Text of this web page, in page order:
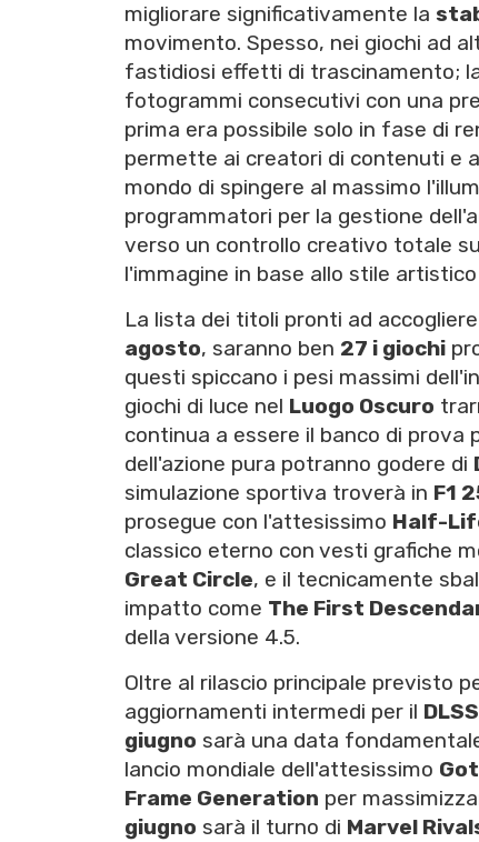
migliorare significativamente la
movimento. Spesso, nei giochi ad
fastidiosi effetti di trascinamento;
fotogrammi consecutivi con una
prima era possibile solo in fase di
permette ai creatori di contenuti e
mondo di spingere al massimo
programmatori per la gestione
verso un controllo creativo totale
l'immagine in base allo stile
La lista dei titoli pronti ad
agosto, saranno ben 27 i giochi
questi spiccano i pesi massimi
giochi di luce nel Luogo Oscuro
continua a essere il banco di prova
dell'azione pura potranno godere di
simulazione sportiva troverà in F1
prosegue con l'attesissimo Half-
classico eterno con vesti grafiche
Great Circle, e il tecnicamente
impatto come The First
della versione 4.5.
Oltre al rilascio principale previsto
aggiornamenti intermedi per il
giugno sarà una data
lancio mondiale dell'attesissimo
Frame Generation per
giugno sarà il turno di Marvel